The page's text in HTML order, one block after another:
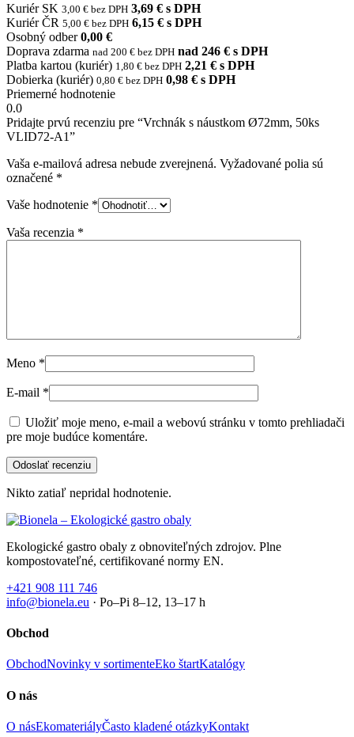
Kuriér SK 3,00 € bez DPH 3,69 € s DPH
Kuriér ČR 5,00 € bez DPH 6,15 € s DPH
Osobný odber 0,00 €
Doprava zdarma nad 200 € bez DPH nad 246 € s DPH
Platba kartou (kuriér) 1,80 € bez DPH 2,21 € s DPH
Dobierka (kuriér) 0,80 € bez DPH 0,98 € s DPH
Priemerné hodnotenie
0.0
Pridajte prvú recenziu pre “Vrchnák s náustkom Ø72mm, 50ks
VLID72-A1”
Vaša e-mailová adresa nebude zverejnená. Vyžadované polia sú
označené *
Vaše hodnotenie *
Vaša recenzia *
Meno *
E-mail *
Uložiť moje meno, e-mail a webovú stránku v tomto prehliadači
pre moje budúce komentáre.
Nikto zatiaľ nepridal hodnotenie.
Ekologické gastro obaly z obnoviteľných zdrojov. Plne
kompostovateľné, certifikované normy EN.
+421 908 111 746
info@bionela.eu · Po–Pi 8–12, 13–17 h
Obchod
ObchodNovinky v sortimenteEko štartKatalógy
O nás
O násEkomateriályČasto kladené otázkyKontakt